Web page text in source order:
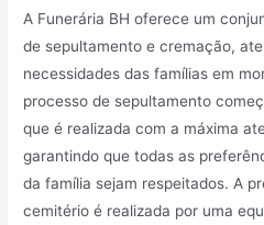
A Funerária BH oferece um
de sepultamento e cremação,
necessidades das famílias em
processo de sepultamento
que é realizada com a máxima
garantindo que todas as
da família sejam respeitados. A
cemitério é realizada por uma